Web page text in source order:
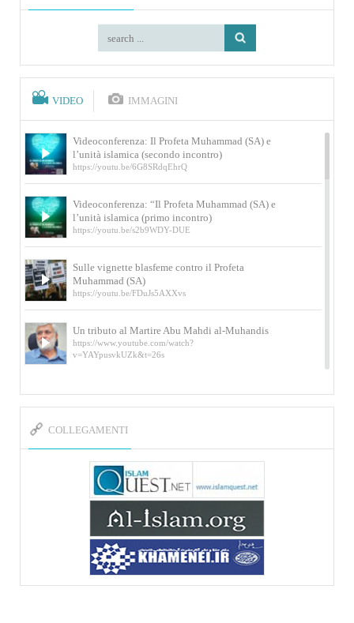
VIDEO IMMAGINI
Videoconferenza: Il Profeta Muhammad (SA) e
l’unità islamica (secondo incontro)
https://youtu.be/6G8SRdqEhrQ
Videoconferenza: “Il Profeta Muhammad (SA) e
l’unità islamica (primo incontro)
https://youtu.be/s2b9WDY-DUE
Sulle vignette blasfeme contro il Profeta
Muhammad (SA)
https://youtu.be/FDuJs5AXXvs
Un tributo al Martire Abu Mahdi al-Muhandis
https://www.youtube.com/watch?
v=YAYpusvkUZk&t=26s
L’Abluzione rituale (wudu) secondo l’Imam Alì
e l’Imam Khomeini
della figlia di un martire
https://www.youtube.com/watch?
v=-5nPSxbf9l0&t=103s
Sheykh Abbas Di Palma sui martiri Qassem
Soleimani e Abu Mahdi Al-Muhandis
https://youtu.be/Y6SIP2PIht4 Video del discorso tenuto
dallo Sheykh Abbas Di Palma in ...
COLLEGAMENTI